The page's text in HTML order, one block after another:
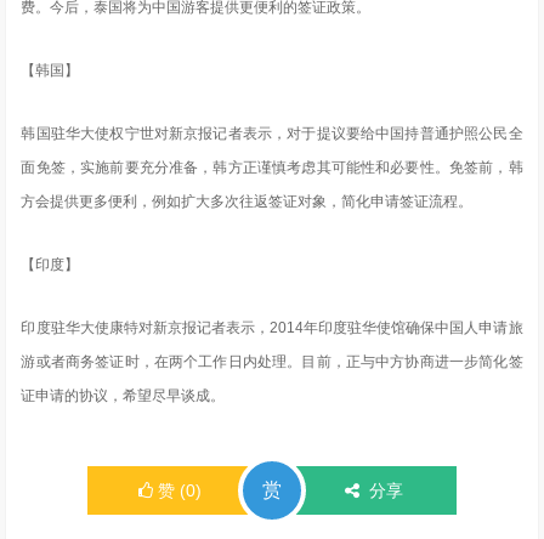
费。今后，泰国将为中国游客提供更便利的签证政策。
【韩国】
韩国驻华大使权宁世对新京报记者表示，对于提议要给中国持普通护照公民全
面免签，实施前要充分准备，韩方正谨慎考虑其可能性和必要性。免签前，韩
方会提供更多便利，例如扩大多次往返签证对象，简化申请签证流程。
【印度】
印度驻华大使康特对新京报记者表示，2014年印度驻华使馆确保中国人申请旅
游或者商务签证时，在两个工作日内处理。目前，正与中方协商进一步简化签
证申请的协议，希望尽早谈成。
赞 (0) 赏 分享